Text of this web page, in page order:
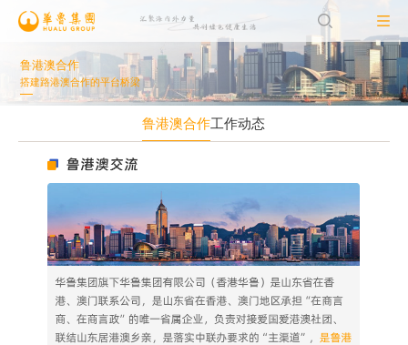
鲁港澳合作
搭建路港澳合作的平台桥梁
鲁港澳合作工作动态